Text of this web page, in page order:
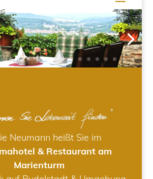
Neumann heißt Sie im
& Restaurant am
Marienturm